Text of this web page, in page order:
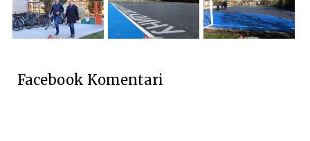
Facebook Komentari